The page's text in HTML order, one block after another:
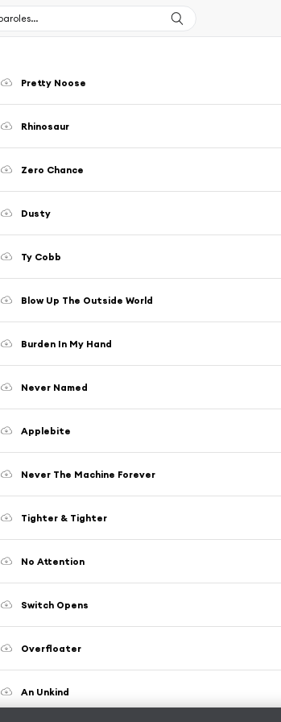
Pretty Noose
Rhinosaur
Zero Chance
Dusty
Ty Cobb
Blow Up The Outside World
Burden In My Hand
Never Named
Applebite
Never The Machine Forever
Tighter & Tighter
No Attention
Switch Opens
Overfloater
An Unkind